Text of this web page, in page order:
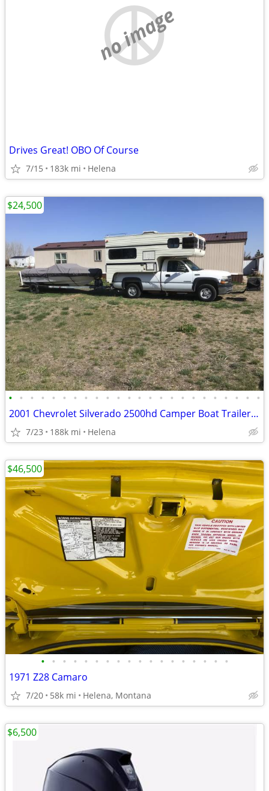
no image
Drives Great! OBO Of Course
7/15 183k mi Helena
• • • • • • • • • • • • • • • • • • • • • • • •
2001 Chevrolet Silverado 2500hd Camper Boat Trailer Package
7/23 188k mi Helena
$24,500
• • • • • • • • • • • • • • • • • •
1971 Z28 Camaro
7/20 58k mi Helena, Montana
$46,500
$6,500